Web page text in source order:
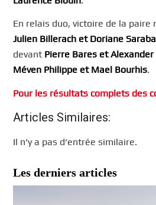
En relais duo, victoire de la paire
Julien Billerach et Doriane
devant Pierre Bares et Alexander
Méven Philippe et Mael Bourhis.
Pour les résultats complets des
Articles Similaires:
Il n’y a pas d’entrée similaire.
Les derniers articles